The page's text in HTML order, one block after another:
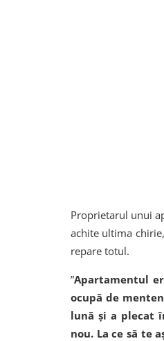
Proprietarul unui
achite ultima
repare totul.
”Apartamentul
ocupă de
lună și a plecat
nou. La ce să te